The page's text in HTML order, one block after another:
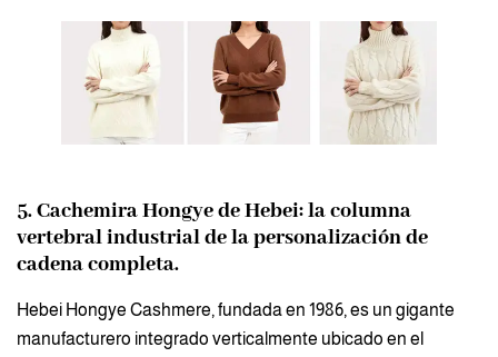
5. Cachemira Hongye de Hebei: la columna
vertebral industrial de la personalización de
cadena completa.
Hebei Hongye Cashmere, fundada en 1986, es un gigante
manufacturero integrado verticalmente ubicado en el